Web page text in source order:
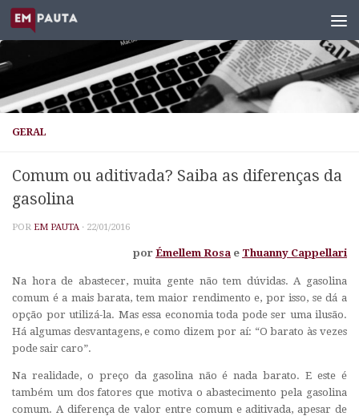
Skip to content
GERAL
Comum ou aditivada? Saiba as diferenças da
gasolina
POR EM PAUTA · 22/01/2016
por Émellem Rosa e Thuanny Cappellari
Na hora de abastecer, muita gente não tem dúvidas. A gasolina
comum é a mais barata, tem maior rendimento e, por isso, se dá a
opção por utilizá-la. Mas essa economia toda pode ser uma ilusão.
Há algumas desvantagens, e como dizem por aí: “O barato às vezes
pode sair caro”.
Na realidade, o preço da gasolina não é nada barato. E este é
também um dos fatores que motiva o abastecimento pela gasolina
comum. A diferença de valor entre comum e aditivada, apesar de